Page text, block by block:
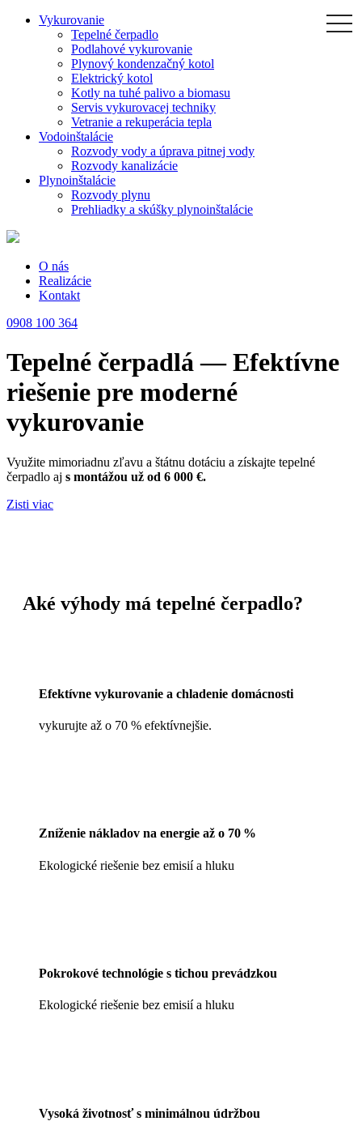
Skip
Vykurovanie
Tepelné čerpadlo
Podlahové vykurovanie
Plynový kondenzačný kotol
Elektrický kotol
Kotly na tuhé palivo a biomasu
Servis vykurovacej techniky
Vetranie a rekuperácia tepla
Vodoinštalácie
Rozvody vody a úprava pitnej vody
Rozvody kanalizácie
Plynoinštalácie
Rozvody plynu
Prehliadky a skúšky plynoinštalácie
O nás
Realizácie
Kontakt
0908 100 364
Tepelné čerpadlá — Efektívne
riešenie pre moderné
vykurovanie
Využite mimoriadnu zľavu a štátnu dotáciu a získajte tepelné
čerpadlo aj s montážou už od 6 000 €.
Zisti viac
Aké výhody má tepelné čerpadlo?
Efektívne vykurovanie a chladenie domácnosti
vykurujte až o 70 % efektívnejšie.
Zníženie nákladov na energie až o 70 %
Ekologické riešenie bez emisií a hluku
Pokrokové technológie s tichou prevádzkou
Ekologické riešenie bez emisií a hluku
Vysoká životnosť s minimálnou údržbou